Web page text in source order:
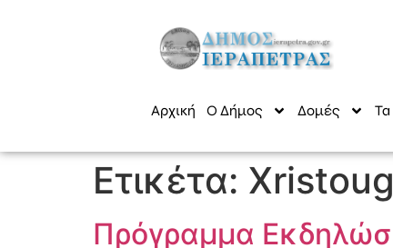
Αρχική Ο Δήμος Δομές
Ετικέτα:
Πρόγραμμα